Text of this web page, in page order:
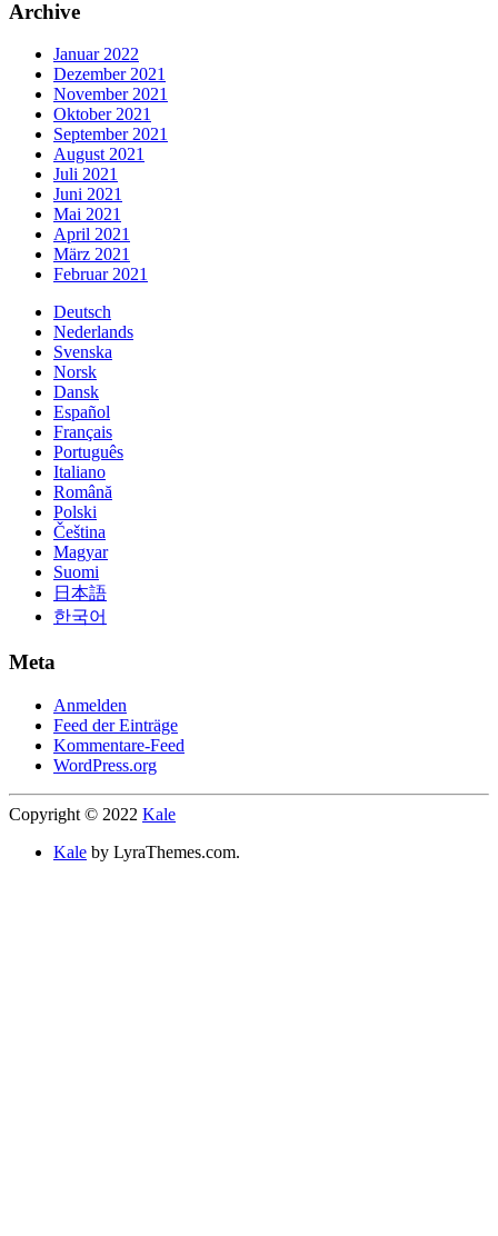
Archive
Januar 2022
Dezember 2021
November 2021
Oktober 2021
September 2021
August 2021
Juli 2021
Juni 2021
Mai 2021
April 2021
März 2021
Februar 2021
Deutsch
Nederlands
Svenska
Norsk
Dansk
Español
Français
Português
Italiano
Română
Polski
Čeština
Magyar
Suomi
日本語
한국어
Meta
Anmelden
Feed der Einträge
Kommentare-Feed
WordPress.org
Copyright © 2022 Kale
Kale by LyraThemes.com.